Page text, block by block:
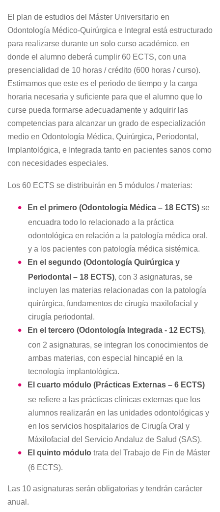
El plan de estudios del Máster Universitario en
Odontología Médico-Quirúrgica e Integral está estructurado
para realizarse durante un solo curso académico, en
donde el alumno deberá cumplir 60 ECTS, con una
presencialidad de 10 horas / crédito (600 horas / curso).
Estimamos que este es el periodo de tiempo y la carga
horaria necesaria y suficiente para que el alumno que lo
curse pueda formarse adecuadamente y adquirir las
competencias para alcanzar un grado de especialización
medio en Odontología Médica, Quirúrgica, Periodontal,
Implantológica, e Integrada tanto en pacientes sanos como
con necesidades especiales.
Los 60 ECTS se distribuirán en 5 módulos / materias:
En el primero (Odontología Médica – 18 ECTS) se
encuadra todo lo relacionado a la práctica
odontológica en relación a la patología médica oral,
y a los pacientes con patología médica sistémica.
En el segundo (Odontología Quirúrgica y
Periodontal – 18 ECTS), con 3 asignaturas, se
incluyen las materias relacionadas con la patología
quirúrgica, fundamentos de cirugía maxilofacial y
cirugía periodontal.
En el tercero (Odontología Integrada - 12 ECTS),
con 2 asignaturas, se integran los conocimientos de
ambas materias, con especial hincapié en la
tecnología implantológica.
El cuarto módulo (Prácticas Externas – 6 ECTS)
se refiere a las prácticas clínicas externas que los
alumnos realizarán en las unidades odontológicas y
en los servicios hospitalarios de Cirugía Oral y
Máxilofacial del Servicio Andaluz de Salud (SAS).
El quinto módulo trata del Trabajo de Fin de Máster
(6 ECTS).
Las 10 asignaturas serán obligatorias y tendrán carácter
anual.